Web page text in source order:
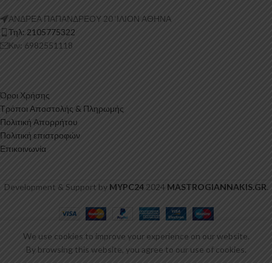
ΑΝΔΡΕΑ ΠΑΠΑΝΔΡΕΟΥ 20 ‘ΙΛΙΟΝ ΑΘΗΝΑ
Τηλ: 2105775322
Κιν: 6982551118
Όροι Χρήσης
Τρόποι Αποστολής & Πληρωμής
Πολιτική Απορρήτου
Πολιτική επιστροφών
Επικοινωνία
Development & Support by MYPC242024 MASTROGIANNAKIS.GR.
We use cookies to improve your experience on our website.
By browsing this website, you agree to our use of cookies.
Καθαριστικός
Ενεργός
6,00€ ΠΡΟΣΘΉΚΗ ΣΤΟ